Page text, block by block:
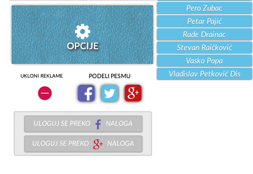
OPCIJE
UKLONI REKLAME PODELI PESMU
ULOGUJ SE PREKO NALOGA
ULOGUJ SE PREKO NALOGA
Pero Zubac
Petar Pajić
Rade Drainac
Stevan Raičković
Vasko Popa
Vladislav Petković Dis